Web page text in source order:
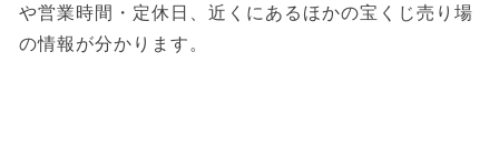
や営業時間・定休日、近くにあるほかの宝くじ売り場
の情報が分かります。